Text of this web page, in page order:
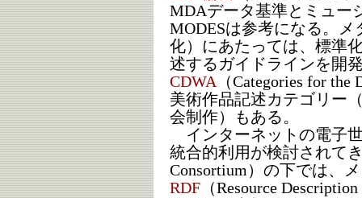
MDAデータ基準とミュー
MODESは参考になる。
化）にあたっては、標準
述するガイドラインを開
CDWA （Categories for
美術作品記述カテゴリー
会制作）もある。
インターネットの電子
統合的利用が検討されて
Consortium）の下では、
RDF （Resource